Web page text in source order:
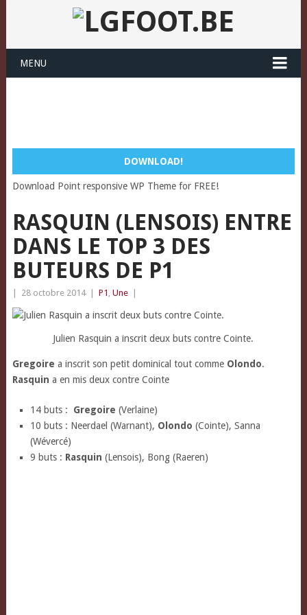
MENU
DOWNLOAD!
Download Point responsive WP Theme for FREE!
RASQUIN (LENSOIS) ENTRE
DANS LE TOP 3 DES
BUTEURS DE P1
28 octobre 2014 P1 , Une
Julien Rasquin a inscrit deux buts contre Cointe.
Gregoire a inscrit son petit dominical tout comme Olondo.
Rasquin a en mis deux contre Cointe
14 buts : Gregoire (Verlaine)
10 buts : Neerdael (Warnant), Olondo (Cointe), Sanna
(Wévercé)
9 buts : Rasquin (Lensois), Bong (Raeren)